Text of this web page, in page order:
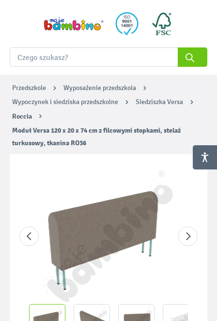
Przedszkole
Wyposażenie przedszkola
Wypoczynek i siedziska przedszkolne
Siedziszka Versa
Roccia
Moduł Versa 120 x 20 x 74 cm z filcowymi stopkami, stelaż
turkusowy, tkanina RO36